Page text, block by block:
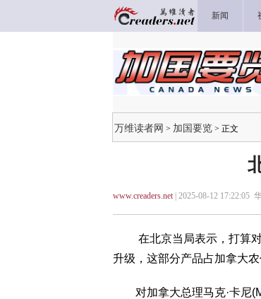
新闻
万维读者网 > 加国要览 > 正文
www.creaders.net| 2025-08-12 17:22:05
在北京当局表示，打算对
升级，这部分产品占加拿大
对加拿大总理马克·卡尼